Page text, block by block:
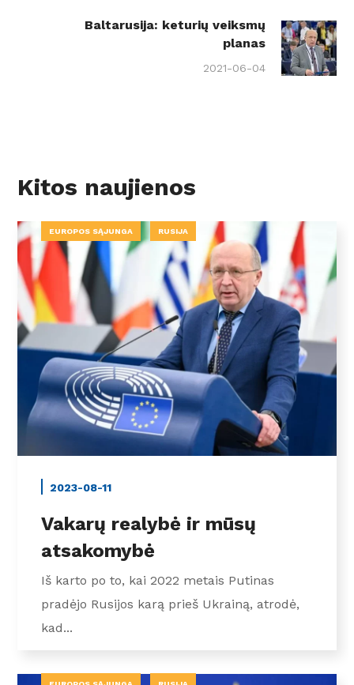
Baltarusija: keturių veiksmų
planas
2021-06-04
Kitos naujienos
EUROPOS SĄJUNGA RUSIJA
2023-08-11
Vakarų realybė ir mūsų
atsakomybė
Iš karto po to, kai 2022 metais Putinas
pradėjo Rusijos karą prieš Ukrainą, atrodė,
kad...